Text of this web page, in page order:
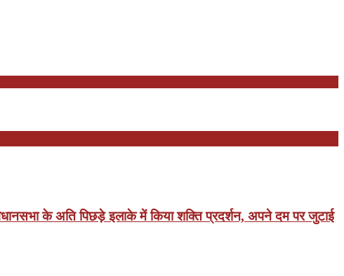
के अति पिछड़े इलाके में किया शक्ति प्रदर्शन, अपने दम पर जुटाई